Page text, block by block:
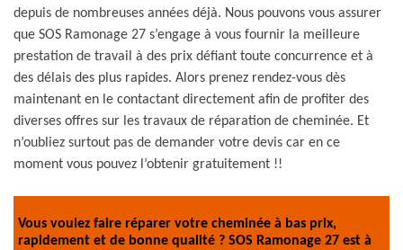
depuis de nombreuses années déjà. Nous pouvons vous assurer
que SOS Ramonage 27 s’engage à vous fournir la meilleure
prestation de travail à des prix défiant toute concurrence et à
des délais des plus rapides. Alors prenez rendez-vous dès
maintenant en le contactant directement afin de profiter des
diverses offres sur les travaux de réparation de cheminée. Et
n’oubliez surtout pas de demander votre devis car en ce
moment vous pouvez l’obtenir gratuitement !!
Vous voulez faire réparer votre cheminée à bas prix,
rapidement et de bonne qualité ? SOS Ramonage 27 est à